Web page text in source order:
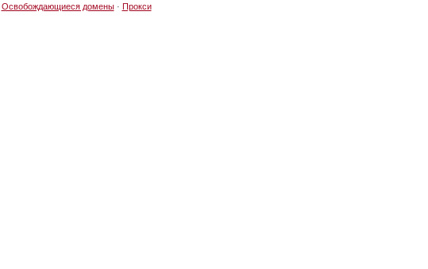
Освобождающиеся домены· Прокси